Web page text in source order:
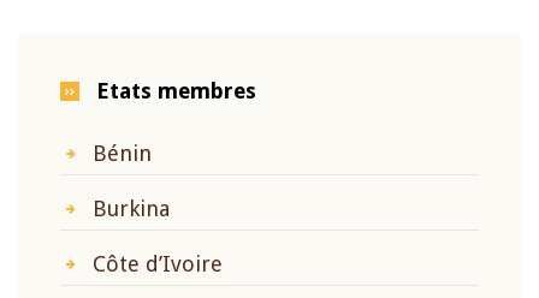
Etats membres
Bénin
Burkina
Côte d’Ivoire